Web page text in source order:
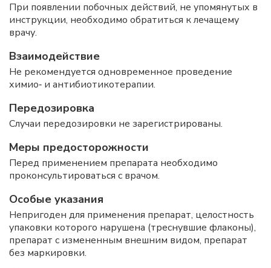
При появлении побочных действий, не упомянутых в
инструкции, необходимо обратиться к лечащему
врачу.
Взаимодействие
Не рекомендуется одновременное проведение
химио‑ и антибиотикотерапии.
Передозировка
Случаи передозировки не зарегистрированы.
Меры предосторожности
Перед применением препарата необходимо
проконсультироваться с врачом.
Особые указания
Непригоден для применения препарат, целостность
упаковки которого нарушена (треснувшие флаконы),
препарат с измененным внешним видом, препарат
без маркировки.